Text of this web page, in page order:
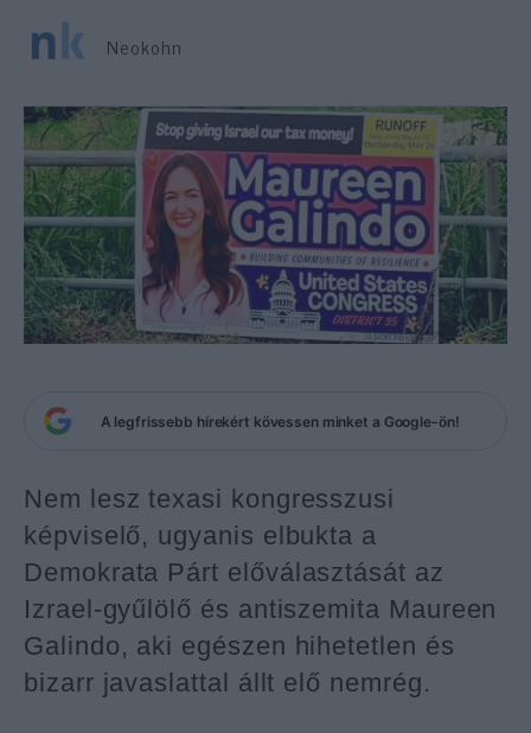
Neokohn
A legfrissebb hírekért kövessen minket a Google-ön!
Nem lesz texasi kongresszusi
képviselő, ugyanis elbukta a
Demokrata Párt előválasztását az
Izrael-gyűlölő és antiszemita Maureen
Galindo, aki egészen hihetetlen és
bizarr javaslattal állt elő nemrég.